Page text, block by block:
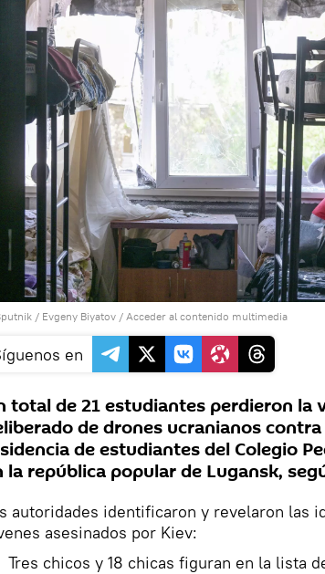
/ Evgeny Biyatov / Acceder al contenido multimedia
en
total de 21 estudiantes perdieron la
de drones ucranianos
de estudiantes del Colegio
la república popular de Lugansk,
autoridades identificaron y revelaron las
asesinados por Kiev:
Tres chicos y 18 chicas figuran en la lista